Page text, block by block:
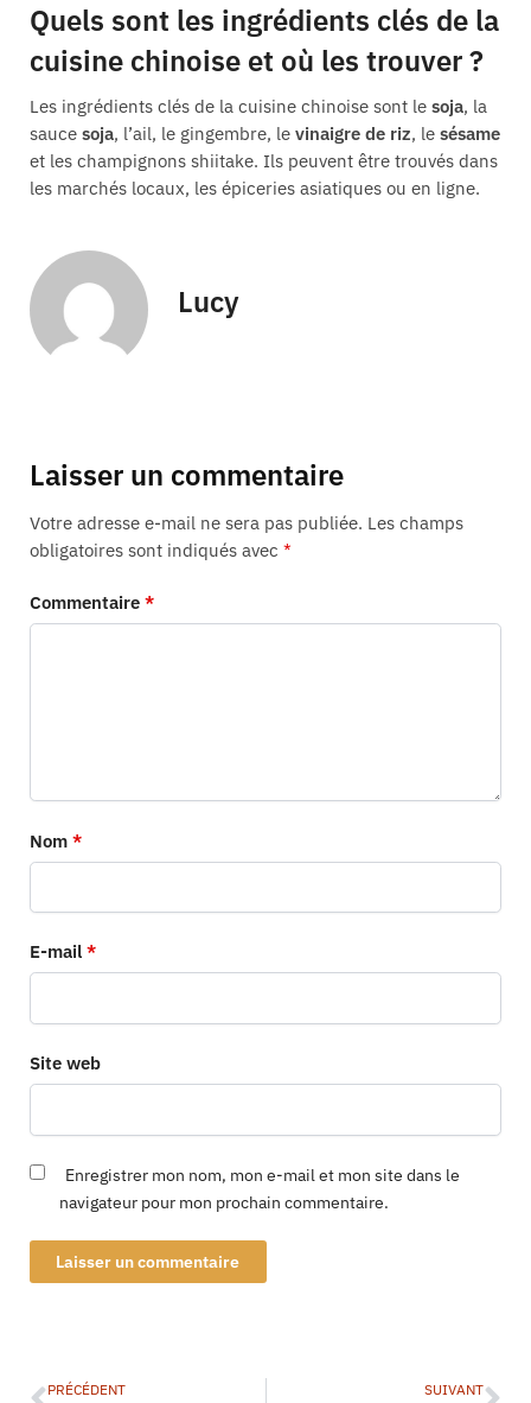
Quels sont les ingrédients clés de la
cuisine chinoise et où les trouver ?
Les ingrédients clés de la cuisine chinoise sont le soja, la
sauce soja, l’ail, le gingembre, le vinaigre de riz, le sésame
et les champignons shiitake. Ils peuvent être trouvés dans
les marchés locaux, les épiceries asiatiques ou en ligne.
Lucy
Laisser un commentaire
Votre adresse e-mail ne sera pas publiée. Les champs
obligatoires sont indiqués avec *
Commentaire *
Nom *
E-mail *
Site web
Enregistrer mon nom, mon e-mail et mon site dans le
navigateur pour mon prochain commentaire.
PRÉCÉDENT SUIVANT